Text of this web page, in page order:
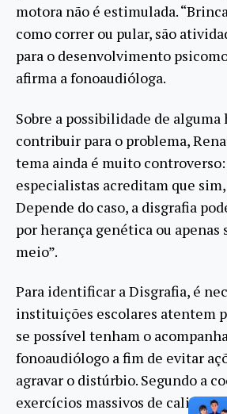
motora não é estimulada.
como correr ou pular, são
para o desenvolvimento
afirma a fonoaudióloga.
Sobre a possibilidade de
contribuir para o problema,
tema ainda é muito
especialistas acreditam que
Depende do caso, a disgrafia
por herança genética ou apenas
meio”.
Para identificar a Disgrafia, é
instituições escolares atentem
se possível tenham o
fonoaudiólogo a fim de evitar
agravar o distúrbio. Segundo a
exercícios massivos de